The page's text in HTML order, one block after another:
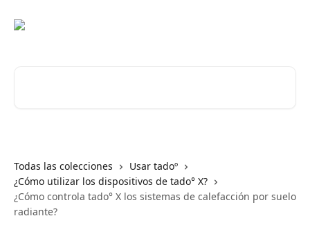
Todas las colecciones
Usar tadoº
¿Cómo utilizar los dispositivos de tado° X?
¿Cómo controla tado° X los sistemas de calefacción por suelo
radiante?